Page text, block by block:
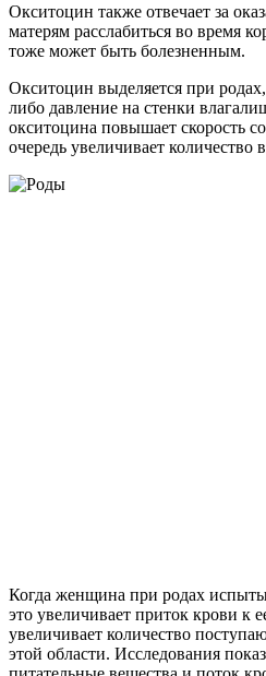
Окситоцин также отвечает за
матерям расслабиться во время
тоже может быть болезненным.
Окситоцин выделяется при
либо давление на стенки
окситоцина повышает скорость
очередь увеличивает количество
Когда женщина при родах
это увеличивает приток крови к
увеличивает количество
этой области. Исследования